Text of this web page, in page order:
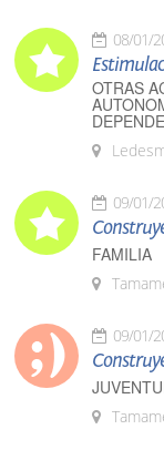
08/01/
OTRAS
09/01/
FAMILIA
09/01/